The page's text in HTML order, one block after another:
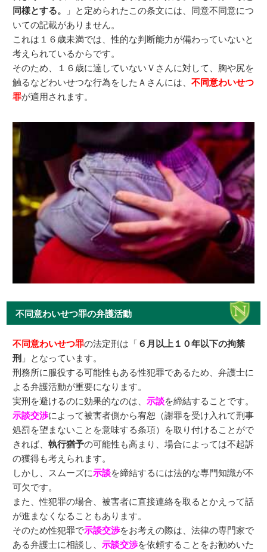
同様とする。
」と定められたこの条文には、同意不同意につ
いての記載がありません。
これは１６歳未満では、性的な判断能力が備わっていないと
考えられているからです。
そのため、１６歳に達していないＶさんに対して、胸や尻を
触るなどわいせつな行為をしたＡさんには、不同意わいせつ
罪が適用されます。
不同意わいせつ罪の弁護活動
不同意わいせつ罪の法定刑は「 ６月以上１０年以下の拘禁
刑 」となっています。
刑務所に服役する可能性もある性犯罪であるため、弁護士に
よる弁護活動が重要になります。
実刑を避けるのに効果的なのは、示談を締結することです。
示談交渉によって被害者側から宥恕（謝罪を受け入れて刑事
処罰を望まないことを意味する条項）を取り付けることがで
きれば、執行猶予の可能性も高まり、場合によっては不起訴
の獲得も考えられます。
しかし、スムーズに示談を締結するには法的な専門知識が不
可欠です。
また、性犯罪の場合、被害者に直接連絡を取るとかえって話
が進まなくなることもあります。
そのため性犯罪で示談交渉をお考えの際は、法律の専門家で
ある弁護士に相談し、示談交渉を依頼することをお勧めいた